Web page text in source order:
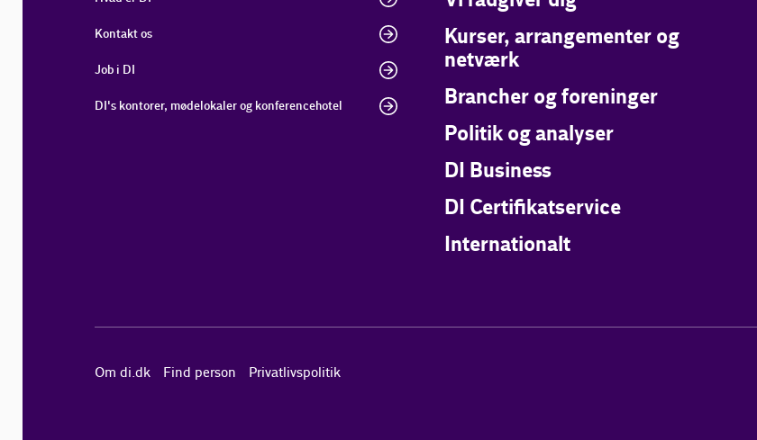
Kontakt os
Job i DI
DI's kontorer, mødelokaler og konferencehotel
Kurser, arrangementer og
netværk
Brancher og foreninger
Politik og analyser
DI Business
DI Certifikatservice
Internationalt
Om di.dk Find person Privatlivspolitik